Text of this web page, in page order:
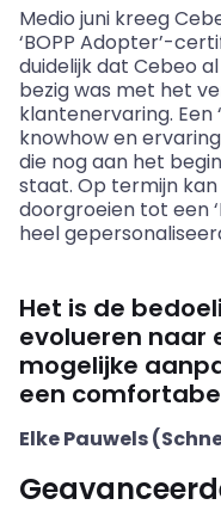
Medio juni kreeg
‘BOPP Adopter’-
duidelijk dat Cebeo
bezig was met het
klantenervaring. Een
knowhow en
die nog aan het
staat. Op termijn
doorgroeien tot een
heel
Het is de
evolueren naar
mogelijke
een
Elke Pauwels